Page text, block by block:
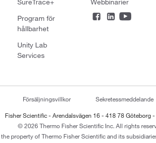
Program för
hållbarhet
Unity Lab
Services
Försäljningsvillkor Sekretessmeddelande
Fisher Scientific - Arendalsvägen 16 - 418 78 Göteborg -
© 2026 Thermo Fisher Scientific Inc. All rights
property of Thermo Fisher Scientific and its